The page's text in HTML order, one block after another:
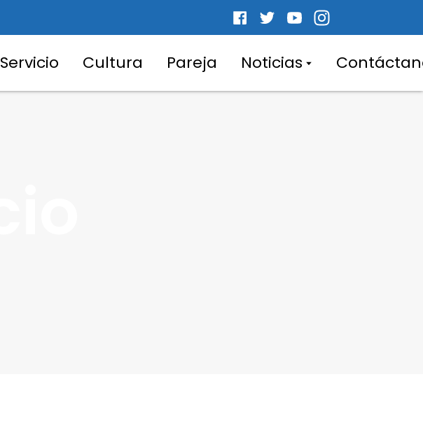
Servicio Cultura Pareja Noticias